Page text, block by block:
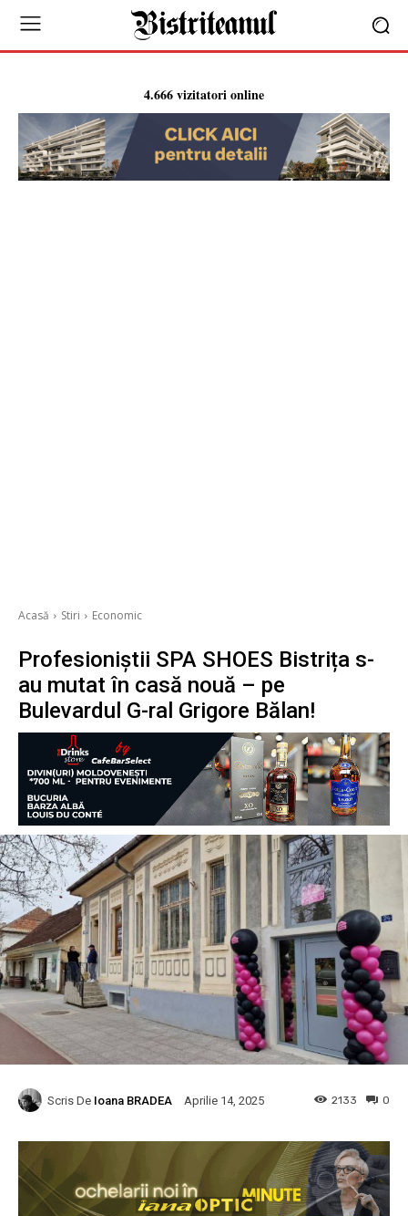
4.666 vizitatori online
Acasă Stiri Economic
Profesioniștii SPA SHOES Bistrița s-
au mutat în casă nouă – pe
Bulevardul G-ral Grigore Bălan!
Scris De Ioana BRADEA Aprilie 14, 2025 0
2133